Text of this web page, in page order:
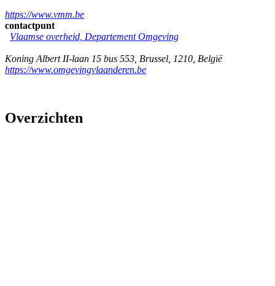
https://www.vmm.be
contactpunt
Vlaamse overheid, Departement Omgeving
Koning Albert II-laan 15 bus 553 Brussel 1210 België
https://www.omgevingvlaanderen.be
Overzichten